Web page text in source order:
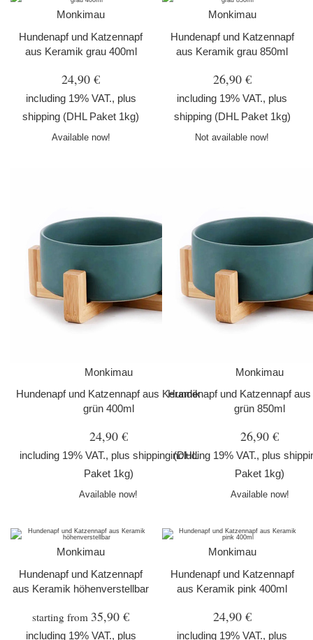
Monkimau
Hundenapf und Katzennapf
aus Keramik grau 400ml
24,90 €
including 19% VAT., plus
shipping (DHL Paket 1kg)
Available now!
Monkimau
Hundenapf und Katzennapf
aus Keramik grau 850ml
26,90 €
including 19% VAT., plus
shipping (DHL Paket 1kg)
Not available now!
Monkimau
Hundenapf und Katzennapf aus Keramik
grün 400ml
24,90 €
including 19% VAT., plus shipping (DHL
Paket 1kg)
Available now!
Monkimau
Hundenapf und Katzennapf
grün 850ml
26,90 €
including 19% VAT., plus
Paket 1kg)
Available now!
Monkimau
Hundenapf und Katzennapf
aus Keramik höhenverstellbar
starting from 35,90 €
including 19% VAT., plus
Monkimau
Hundenapf und Katzennapf
aus Keramik pink 400ml
24,90 €
including 19% VAT., plus